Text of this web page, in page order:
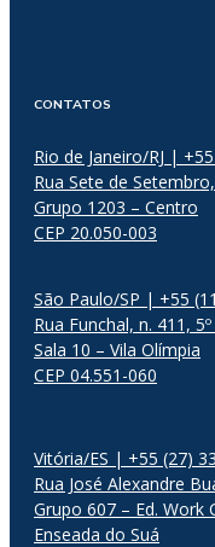
CONTATOS
Rio de Janeiro/RJ |
Rua Sete de
Grupo 1203 – Centro
CEP 20.050-003
São Paulo/SP | +55
Rua Funchal, n. 411,
Sala 10 – Vila Olímpia
CEP 04.551-060
Vitória/ES | +55 (27)
Rua José Alexandre
Grupo 607 – Ed. Work
Enseada do Suá